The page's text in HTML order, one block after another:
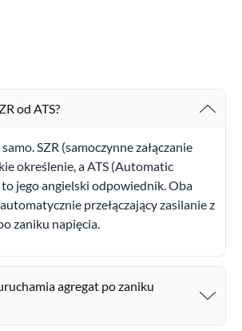
od ATS?
SZR (samoczynne załączanie
określenie, a ATS (Automatic
jego angielski odpowiednik. Oba
przełączający zasilanie z
zaniku napięcia.
agregat po zaniku